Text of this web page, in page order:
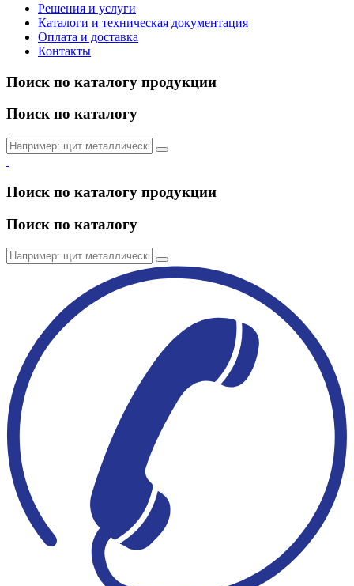
Решения и услуги
Каталоги и техническая документация
Оплата и доставка
Контакты
Поиск по каталогу продукции
Поиск по каталогу
Поиск по каталогу продукции
Поиск по каталогу